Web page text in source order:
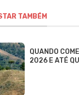
TAMBÉM
QUANDO
2026 E ATÉ